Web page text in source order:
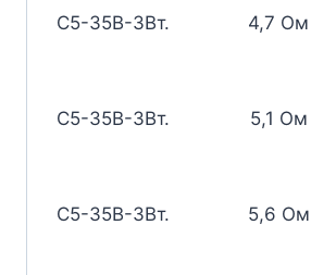
С5-35В-3Вт. 4,7 Ом
С5-35В-3Вт. 5,1 Ом
С5-35В-3Вт. 5,6 Ом